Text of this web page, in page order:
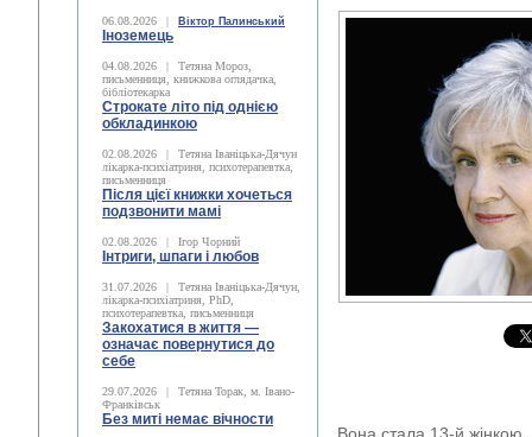
06.08.2026 | Віктор Палинський
Іноземець
04.08.2026 |
Тетяна Мороз,
письменниця, книжкова оглядачка,
бібліотекарка
Строкате літо під однією
обкладинкою
02.08.2026 |
Тетяна Іваніцька-Дячун
лікарка-психіатриня, психотерапевтка,
письменниця
Після цієї книжки хочеться
подзвонити мамі
02.08.2026 | Ігор Чорний
Інтриги, шпаги і любов
31.07.2026 |
Тетяна Іваніцька-Дячун,
лікарка-психіатриня, PhD,
психотерапевтка, письменниця
Закохатися в життя —
означає повернутися до
себе
29.07.2026 |
Тетяна Торак, м. Івано-
Франківськ
Без миті немає вічности